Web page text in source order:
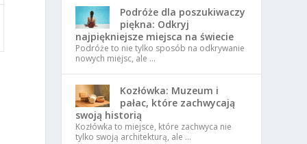
Podróże dla poszukiwaczy
piękna: Odkryj
najpiękniejsze miejsca na świecie
Podróże to nie tylko sposób na odkrywanie
nowych miejsc, ale …
Kozłówka: Muzeum i
pałac, które zachwycają
swoją historią
Kozłówka to miejsce, które zachwyca nie
tylko swoją architekturą, ale …